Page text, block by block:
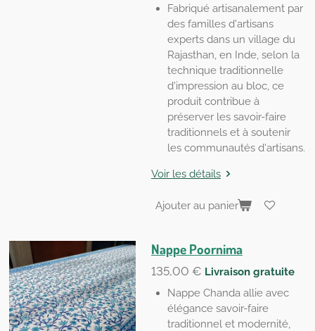
Fabriqué artisanalement par
des familles d'artisans
experts dans un village du
Rajasthan, en Inde, selon la
technique traditionnelle
d'impression au bloc, ce
produit contribue à
préserver les savoir-faire
traditionnels et à soutenir
les communautés d'artisans.
Voir les détails
Ajouter au panier
Nappe Poornima
135,00 € Livraison gratuite
Nappe Chanda allie avec
élégance savoir-faire
traditionnel et modernité,